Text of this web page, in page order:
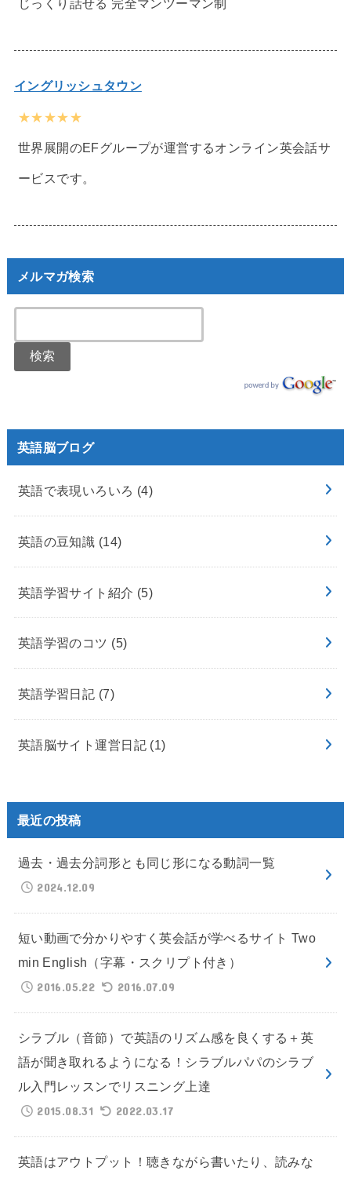
じっくり話せる 完全マンツーマン制
イングリッシュタウン
★★★★★
世界展開のEFグループが運営するオンライン英会話サ
ービスです。
メルマガ検索
英語脳ブログ
英語で表現いろいろ (4)
英語の豆知識 (14)
英語学習サイト紹介 (5)
英語学習のコツ (5)
英語学習日記 (7)
英語脳サイト運営日記 (1)
最近の投稿
過去・過去分詞形とも同じ形になる動詞一覧
2024.12.09
短い動画で分かりやすく英会話が学べるサイト Two
min English（字幕・スクリプト付き）
2016.05.22
2016.07.09
シラブル（音節）で英語のリズム感を良くする＋英
語が聞き取れるようになる！シラブルパパのシラブ
ル入門レッスンでリスニング上達
2015.08.31
2022.03.17
英語はアウトプット！聴きながら書いたり、読みな